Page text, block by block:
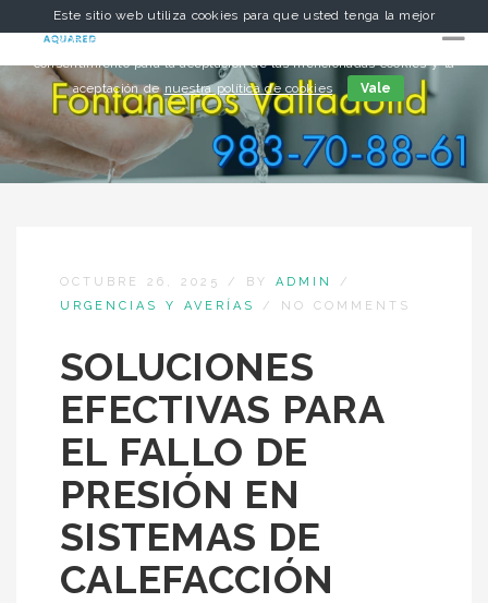
OCTUBRE 26, 2025 / BY ADMIN
/
URGENCIAS Y AVERÍAS
/ NO COMMENTS
SOLUCIONES
EFECTIVAS PARA
EL FALLO DE
PRESIÓN EN
SISTEMAS DE
CALEFACCIÓN
Este sitio web utiliza cookies para que usted tenga la mejor
experiencia de usuario. Si continúa navegando está dando su
consentimiento para la aceptación de las mencionadas cookies y la
aceptación de nuestra política de cookies Vale